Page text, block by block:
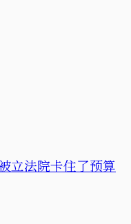
立法院卡住了预算